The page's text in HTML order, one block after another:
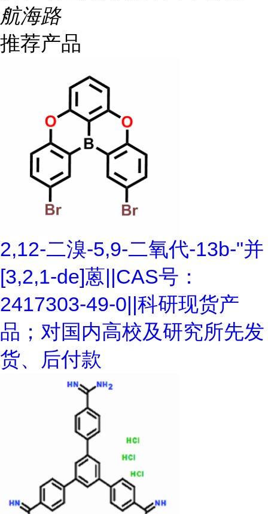
航海路
推荐产品
2,12-二溴-5,9-二氧代-13b-"并
[3,2,1-de]蒽||CAS号：
2417303-49-0||科研现货产
品；对国内高校及研究所先发
货、后付款